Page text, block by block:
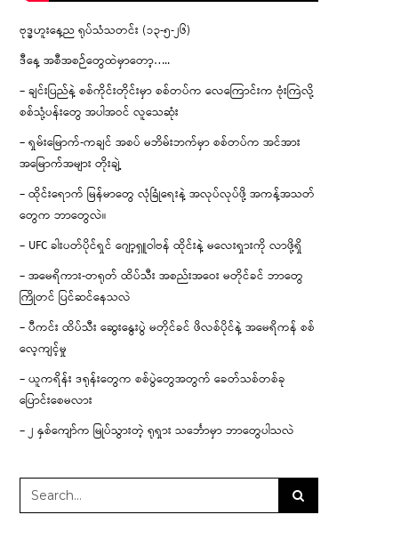
ဗုဒ္ဓဟူးနေ့ည ရုပ်သံသတင်း (၁၃-၅-၂၆)
ဒီနေ့ အစီအစဉ်တွေထဲမှာတော့…..
– ချင်းပြည်နဲ့ စစ်ကိုင်းတိုင်းမှာ စစ်တပ်က လေကြောင်းက ဗုံးကြဲလို့
စစ်သုံ့ပန်းတွေ အပါအဝင် လူသေဆုံး
– ရှမ်းမြောက်-ကချင် အစပ် မဘိမ်းဘက်မှာ စစ်တပ်က အင်အား
အမြောက်အများ တိုးချဲ့
– ထိုင်းရောက် မြန်မာတွေ လုံခြုံရေးနဲ့ အလုပ်လုပ်ဖို့ အကန့်အသတ်
တွေက ဘာတွေလဲ။
– UFC ခါးပတ်ပိုင်ရှင် ဂျော့ရှူဝါဗန် ထိုင်းနဲ့ မလေးရှားကို လာဖို့ရှိ
– အမေရိကား-တရုတ် ထိပ်သီး အစည်းအဝေး မတိုင်ခင် ဘာတွေ
ကြိုတင် ပြင်ဆင်နေသလဲ
– ပီကင်း ထိပ်သီး ဆွေးနွေးပွဲ မတိုင်ခင် ဖိလစ်ပိုင်နဲ့ အမေရိကန် စစ်
လေ့ကျင့်မှု
– ယူကရိန်း ဒရုန်းတွေက စစ်ပွဲတွေအတွက် ခေတ်သစ်တစ်ခု
ပြောင်းစေမလား
– ၂ နှစ်ကျော်က မြုပ်သွားတဲ့ ရုရှား သင်္ဘောမှာ ဘာတွေပါသလဲ